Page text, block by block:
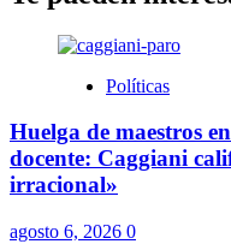
Políticas
Huelga de maestros
docente: Caggiani
irracional»
agosto 6, 2026 0